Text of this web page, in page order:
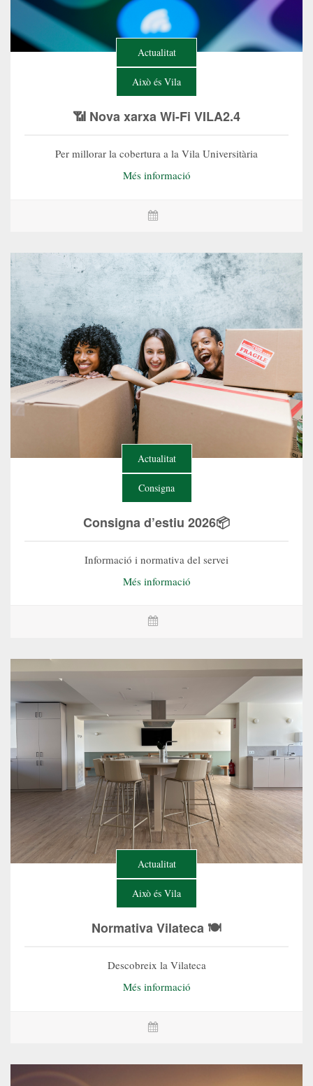
Actualitat
Això és Vila
📶 Nova xarxa Wi-Fi VILA2.4
Per millorar la cobertura a la Vila Universitària
Més informació
Actualitat
Consigna
Consigna d’estiu 2026📦
Informació i normativa del servei
Més informació
Actualitat
Això és Vila
Normativa Vilateca 🍽️
Descobreix la Vilateca
Més informació